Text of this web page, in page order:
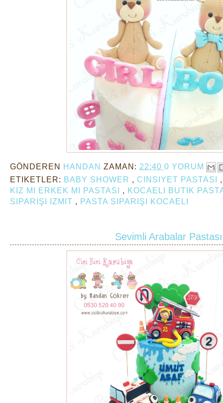
GÖNDEREN HANDAN ZAMAN: 22:40 0 YORUM
ETIKETLER: BABY SHOWER , CINSIYET PASTASI
KIZ MI ERKEK MI PASTASI , KOCAELI BUTIK
SIPARIŞI IZMIT , PASTA SIPARIŞI KOCAELI
Sevimli Arabalar Pastası